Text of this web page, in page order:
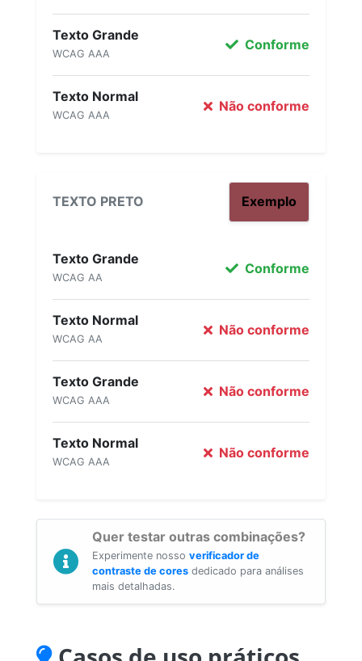
Texto Grande
WCAG AAA
Conforme
Texto Normal
WCAG AAA
Não conforme
TEXTO PRETO Exemplo
Texto Grande
WCAG AA
Conforme
Texto Normal
WCAG AA
Não conforme
Texto Grande
WCAG AAA
Não conforme
Texto Normal
WCAG AAA
Não conforme
Quer testar outras combinações?
Experimente nosso verificador de
contraste de cores dedicado para análises
mais detalhadas.